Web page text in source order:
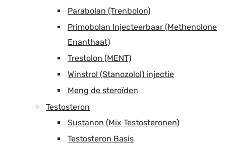
Parabolan (Trenbolon)
Primobolan Injecteerbaar (Methenolone
Enanthaat)
Trestolon (MENT)
Winstrol (Stanozolol) injectie
Meng de steroïden
Testosteron
Sustanon (Mix Testosteronen)
Testosteron Basis